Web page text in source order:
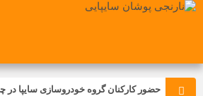
حضور کارکنان گروه خودروسازی سایپا